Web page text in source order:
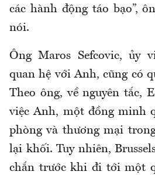
các hành động táo bạo”,
nói.
Ông Maros Sefcovic, ủy
quan hệ với Anh, cũng có
Theo ông, về nguyên tắc,
việc Anh, một đồng minh
phòng và thương mại
lại khối. Tuy nhiên,
chắn trước khi đi tới một